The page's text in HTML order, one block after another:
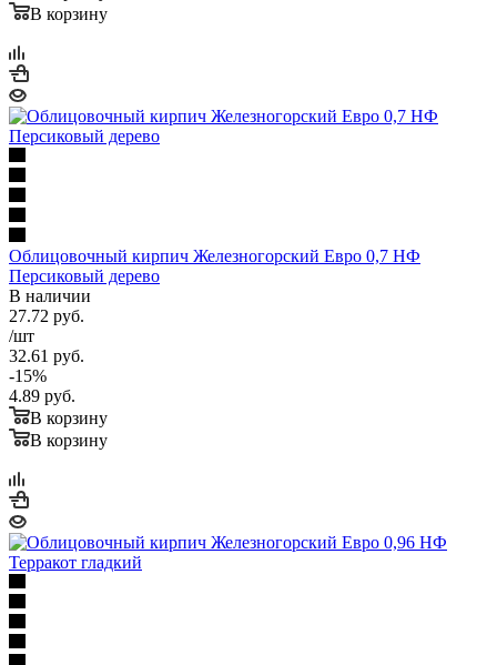
В корзину
Облицовочный кирпич Железногорский Евро 0,7 НФ
Персиковый дерево
В наличии
27.72 руб.
/шт
32.61 руб.
-15%
4.89 руб.
В корзину
В корзину